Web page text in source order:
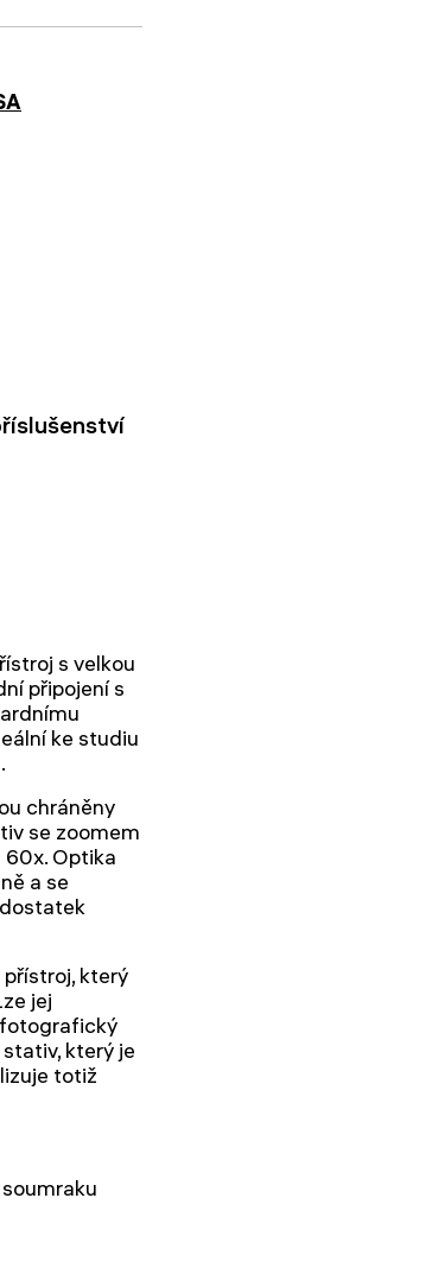
s velkou
připojení s
ke studiu
chráněny
se zoomem
Optika
a se
který
jej
který je
totiž